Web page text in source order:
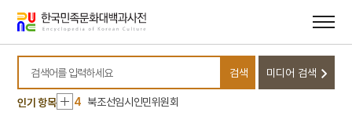
바로가기
바로가기
검색어를 입력하세요
검색 미디어 검색
인기 항목
1 금성대군
2 세조
3 고풀이
4 북조선임시인민위원회